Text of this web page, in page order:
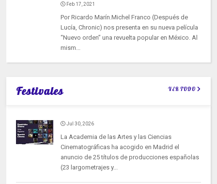
Feb 17, 2021
Por Ricardo Marín.Michel Franco (Después de
Lucía, Chronic) nos presenta en su nueva película
“Nuevo orden” una revuelta popular en México. Al
mism...
Festivales VER TODO
Jul 30, 2026
La Academia de las Artes y las Ciencias
Cinematográficas ha acogido en Madrid el
anuncio de 25 títulos de producciones españolas
(23 largometrajes y...